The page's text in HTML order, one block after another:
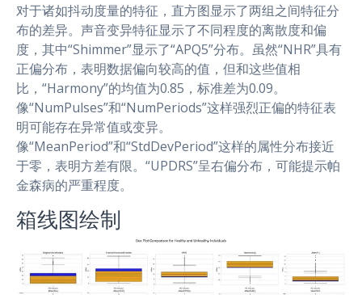
对于诸如抖动度量的特征，直方图显示了两组之间特征分
布的差异。声音变异特征显示了不同程度的离散度和偏
度，其中“Shimmer”显示了“APQ5”分布。虽然“NHR”具有
正偏分布，表明数据偏向较高的值，但和这些值相
比，“Harmony”的均值为0.85，标准差为0.09。
像“NumPulses”和“NumPeriods”这样强烈正偏的特征表
明可能存在异常值或变异。
像“MeanPeriod”和“StdDevPeriod”这样的属性分布接近
于零，表明方差有限。“UPDRS”呈右偏分布，可能提示帕
金森病的严重程度。
箱线图绘制